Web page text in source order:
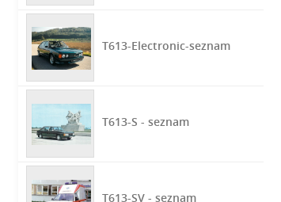
T613-Electronic-seznam
T613-S - seznam
T613-SV - seznam